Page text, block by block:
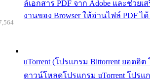
ล์เอกสาร PDF จาก Adobe และช่วย
งานของ Browser ให้อ่านไฟล์ PDF ไ
uTorrent (โปรแกรม Bittorrent ยอดฮิ
ดาวน์โหลดโปรแกรม uTorrent โปรแ